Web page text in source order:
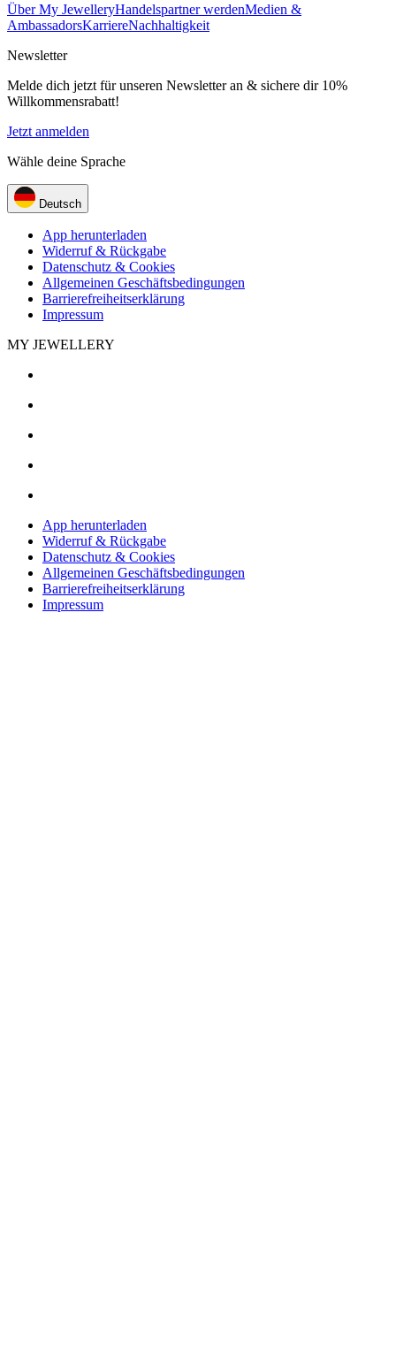
Über My JewelleryHandelspartner werdenMedien &
AmbassadorsKarriereNachhaltigkeit
Newsletter
Melde dich jetzt für unseren Newsletter an & sichere dir 10%
Willkommensrabatt!
Jetzt anmelden
Wähle deine Sprache
Deutsch
App herunterladen
Widerruf & Rückgabe
Datenschutz & Cookies
Allgemeinen Geschäftsbedingungen
Barrierefreiheitserklärung
Impressum
MY JEWELLERY
App herunterladen
Widerruf & Rückgabe
Datenschutz & Cookies
Allgemeinen Geschäftsbedingungen
Barrierefreiheitserklärung
Impressum